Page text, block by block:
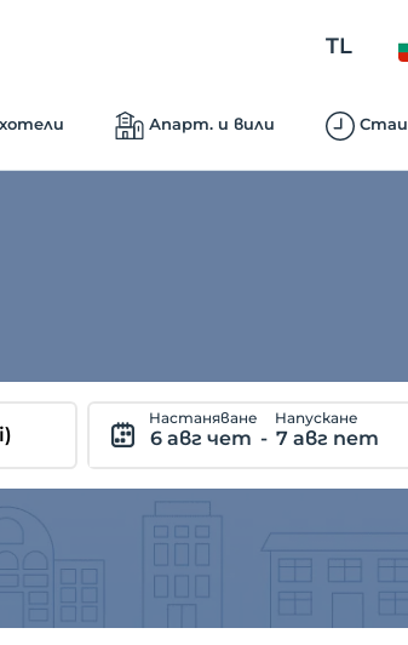
TL
Апарт. и вили Стаи
Hастаняване
6 авг чет -
Hапускане
7 авг пет